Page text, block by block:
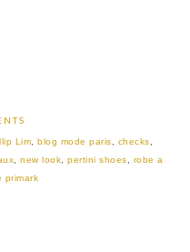
Lim, blog mode paris, checks,
,new look,pertini shoes, robe a
primark